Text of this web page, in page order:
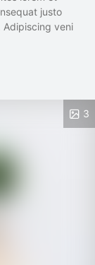
justo
Adipiscing veni
3